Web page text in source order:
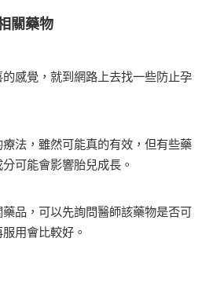
關藥物
感覺，就到網路上去找一些防止孕
法，雖然可能真的有效，但有些藥
可能會影響胎兒成長。
品，可以先詢問醫師該藥物是否可
用會比較好。